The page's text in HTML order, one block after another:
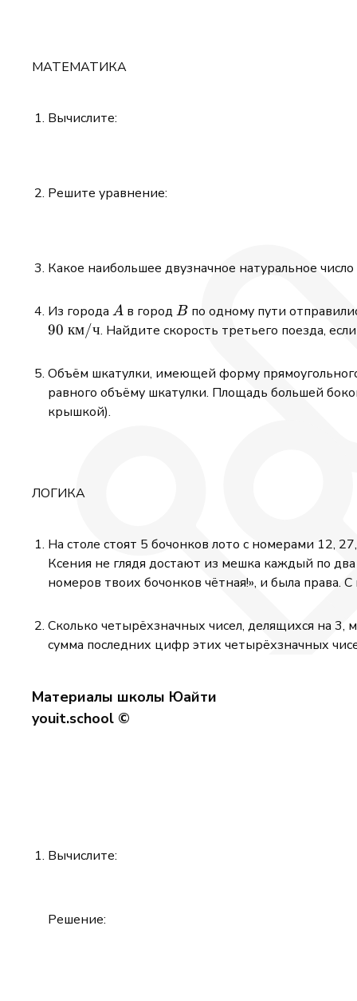
МАТЕМАТИКА
Вычислите:
Решите уравнение:
Какое наибольшее двузначное натуральное
Из города A
A в город B
Bпо одному пути
90 км/ч. Найдите скорость третьего поезда,
Объём шкатулки, имеющей форму
равного объёму шкатулки. Площадь большей
крышкой).
ЛОГИКА
На столе стоят 5 бочонков лото с номерами 12,
Ксения не глядя достают из мешка каждый по
номеров твоих бочонков чётная!», и была права.
Сколько четырёхзначных чисел, делящихся на
сумма последних цифр этих четырёхзначных
Материалы школы Юайти
youit.school ©
Вычислите:
Решение: